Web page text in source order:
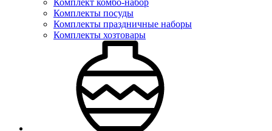
Комплект комбо-набор
Комплекты посуды
Комплекты праздничные наборы
Комплекты хозтовары